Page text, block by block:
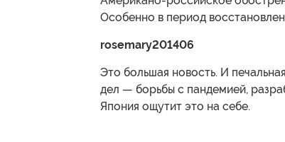
Особенно в период
rosemary201406
Это большая новость. И
дел — борьбы с пандемией,
Япония ощутит это на себе.